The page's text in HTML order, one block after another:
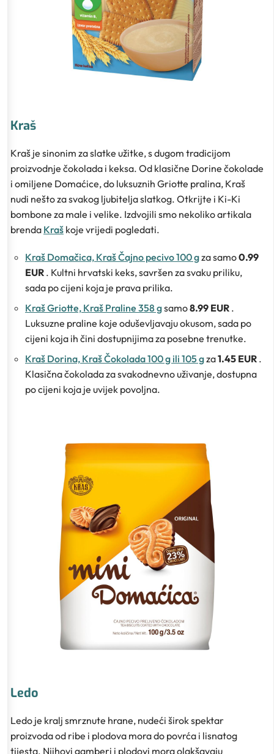
Kraš
Kraš je sinonim za slatke užitke, s dugom tradicijom
proizvodnje čokolada i keksa. Od klasične Dorine čokolade
i omiljene Domaćice, do luksuznih Griotte pralina, Kraš
nudi nešto za svakog ljubitelja slatkog. Otkrijte i Ki-Ki
bombone za male i velike. Izdvojili smo nekoliko artikala
brenda Kraš koje vrijedi pogledati.
Kraš Domačica, Kraš Čajno pecivo 100 gza samo0.99
EUR . Kultni hrvatski keks, savršen za svaku priliku,
sada po cijeni koja je prava prilika.
Kraš Griotte, Kraš Praline 358 gsamo8.99 EUR .
Luksuzne praline koje oduševljavaju okusom, sada po
cijeni koja ih čini dostupnijima za posebne trenutke.
Kraš Dorina, Kraš Čokolada 100 g ili 105 gza1.45 EUR .
Klasična čokolada za svakodnevno uživanje, dostupna
po cijeni koja je uvijek povoljna.
Ledo
Ledo je kralj smrznute hrane, nudeći širok spektar
proizvoda od ribe i plodova mora do povrća i lisnatog
tijesta. Njihovi gamberi i plodovi mora olakšavaju